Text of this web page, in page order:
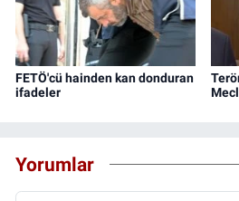
FETÖ'cü hainden kan donduran
ifadeler
Yorumlar